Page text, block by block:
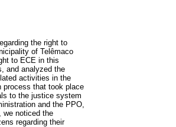
the right to
of Telêmaco
to ECE in this
and analyzed the
activities in the
process that took place
to the justice system
and the PPO,
we noticed the
regarding their